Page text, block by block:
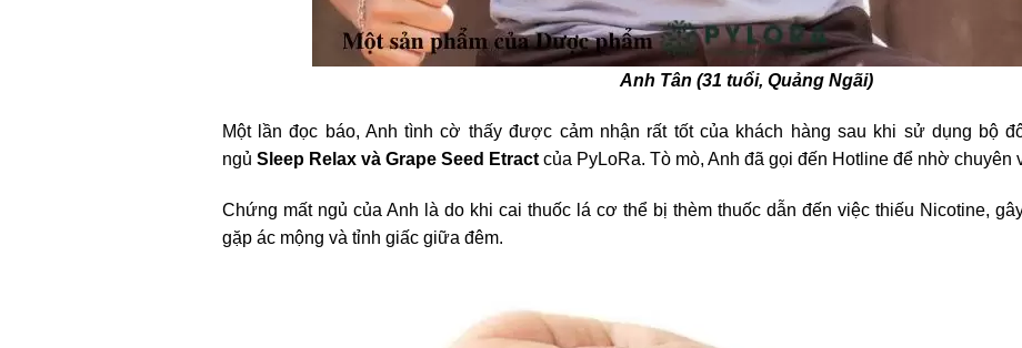
Anh Tân (31 tuổi, Quảng Ngãi)
Một lần đọc báo, Anh tình cờ thấy được cảm nhận rất tốt của khách hàng sau khi sử dụng bộ
ngủ Sleep Relax và Grape Seed Etractcủa PyLoRa. Tò mò, Anh đã gọi đến Hotline để nhờ chuyên
Chứng mất ngủ của Anh là do khi cai thuốc lá cơ thể bị thèm thuốc dẫn đến việc thiếu Nicotine,
gặp ác mộng và tỉnh giấc giữa đêm.